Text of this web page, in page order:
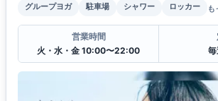
グループヨガ
駐車場 シャワー ロッカー も
営業時間
火・水・金 10:00〜22:00